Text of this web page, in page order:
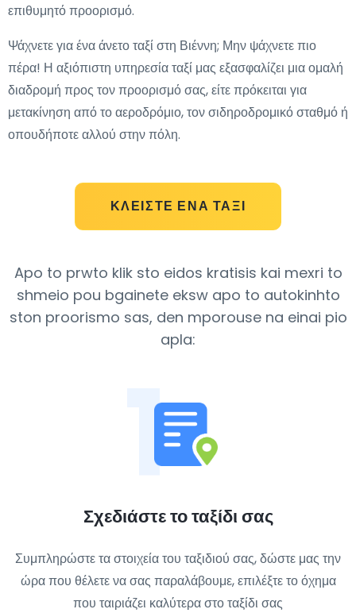
ΚΛΕΊΣΤΕ ΈΝΑ ΤΑΞΊ
επιθυμητό προορισμό.
Ψάχνετε για ένα άνετο ταξί στη Βιέννη; Μην ψάχνετε πιο
πέρα! Η αξιόπιστη υπηρεσία ταξί μας εξασφαλίζει μια ομαλή
διαδρομή προς τον προορισμό σας, είτε πρόκειται για
μετακίνηση από το αεροδρόμιο, τον σιδηροδρομικό σταθμό ή
οπουδήποτε αλλού στην πόλη.
Apo to prwto klik sto eidos kratisis kai mexri to
shmeio pou bgainete eksw apo to autokinhto
ston proorismo sas, den mporouse na einai pio
apla:
1
Σχεδιάστε το ταξίδι σας
Συμπληρώστε τα στοιχεία του ταξιδιού σας, δώστε μας την
ώρα που θέλετε να σας παραλάβουμε, επιλέξτε το όχημα
που ταιριάζει καλύτερα στο ταξίδι σας